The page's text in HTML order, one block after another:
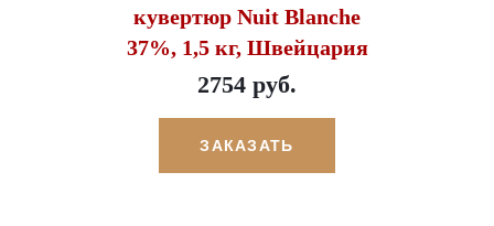
кувертюр Nuit Blanche
37%, 1,5 кг, Швейцария
2754 руб.
ЗАКАЗАТЬ